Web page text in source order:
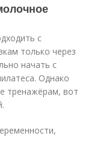
с
только через
начать с
Однако
тренажёрам, вот